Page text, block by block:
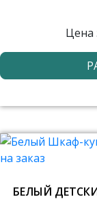
Цена
БЕЛЫЙ